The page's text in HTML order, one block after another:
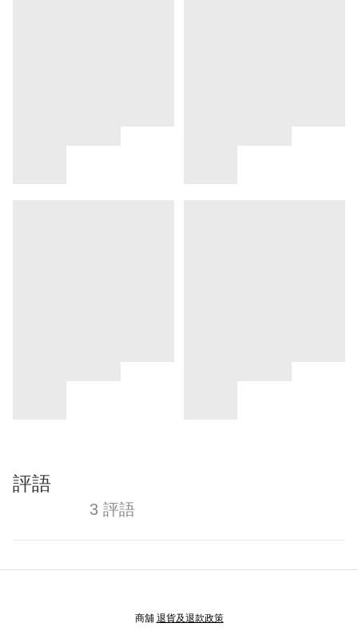
評語
3 評語
商舖 退貨及退款政策